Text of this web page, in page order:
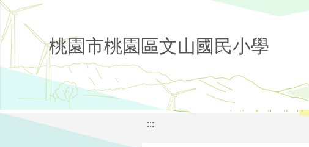
桃園市桃園區文山國民小學
:::